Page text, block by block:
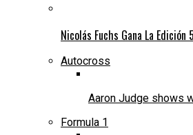
Nicolás Fuchs Gana La
Autocross
Aaron Judge shows
Formula 1